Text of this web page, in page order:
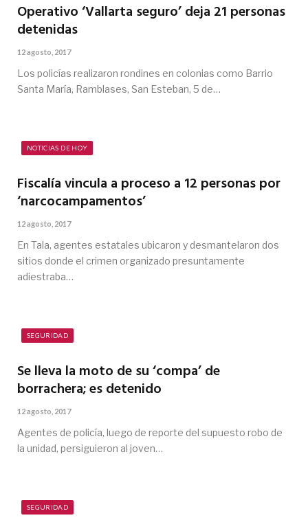
Operativo ‘Vallarta seguro’ deja 21 personas
detenidas
12 agosto, 2017
Los policías realizaron rondines en colonias como Barrio
Santa María, Ramblases, San Esteban, 5 de…
NOTICIAS DE HOY
Fiscalía vincula a proceso a 12 personas por
‘narcocampamentos’
12 agosto, 2017
En Tala, agentes estatales ubicaron y desmantelaron dos
sitios donde el crimen organizado presuntamente
adiestraba…
SEGURIDAD
Se lleva la moto de su ‘compa’ de
borrachera; es detenido
12 agosto, 2017
Agentes de policía, luego de reporte del supuesto robo de
la unidad, persiguieron al joven…
SEGURIDAD